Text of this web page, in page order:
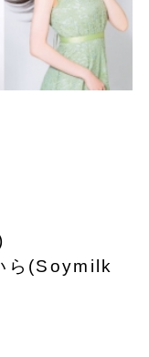
ら(Soymilk